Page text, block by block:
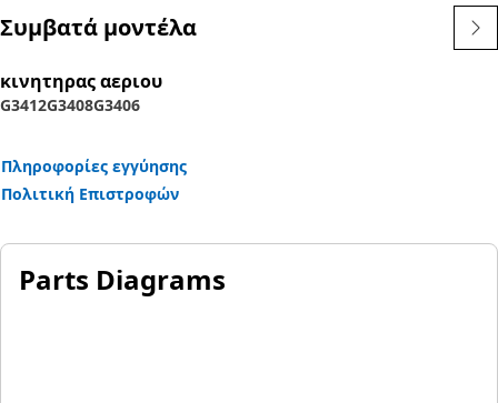
Συμβατά μοντέλα
κινητηρας αεριου
G3412G3408G3406
Πληροφορίες εγγύησης
Πολιτική Επιστροφών
Parts Diagrams